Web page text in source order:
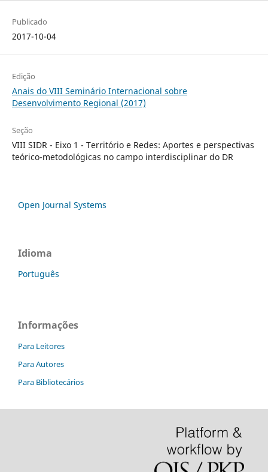
Publicado
2017-10-04
Edição
Anais do VIII Seminário Internacional sobre
Desenvolvimento Regional (2017)
Seção
VIII SIDR - Eixo 1 - Território e Redes: Aportes e perspectivas
teórico-metodológicas no campo interdisciplinar do DR
Open Journal Systems
Idioma
Português
Informações
Para Leitores
Para Autores
Para Bibliotecários